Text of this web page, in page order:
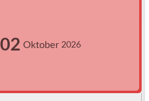
02 Oktober 2026